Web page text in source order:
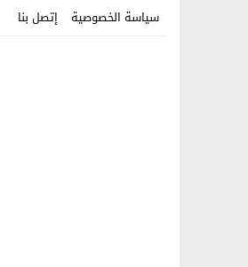
سياسة الخصوصية إتصل بنا